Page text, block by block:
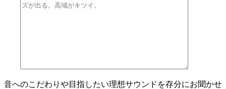
音へのこだわりや目指したい理想サウンドを存分にお聞かせ